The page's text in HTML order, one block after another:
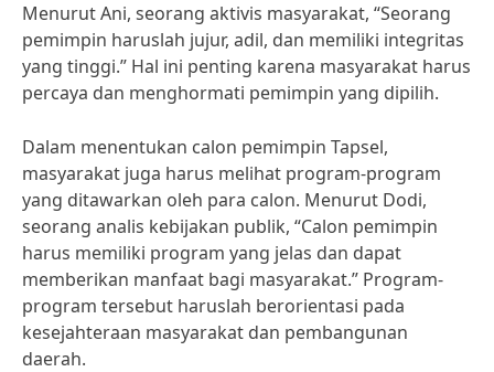
Menurut Ani, seorang aktivis masyarakat, “Seorang
pemimpin haruslah jujur, adil, dan memiliki integritas
yang tinggi.” Hal ini penting karena masyarakat harus
percaya dan menghormati pemimpin yang dipilih.
Dalam menentukan calon pemimpin Tapsel,
masyarakat juga harus melihat program-program
yang ditawarkan oleh para calon. Menurut Dodi,
seorang analis kebijakan publik, “Calon pemimpin
harus memiliki program yang jelas dan dapat
memberikan manfaat bagi masyarakat.” Program-
program tersebut haruslah berorientasi pada
kesejahteraan masyarakat dan pembangunan
daerah.